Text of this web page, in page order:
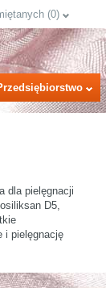
(0)
dla pielęgnacji
D5,
i pielęgnację